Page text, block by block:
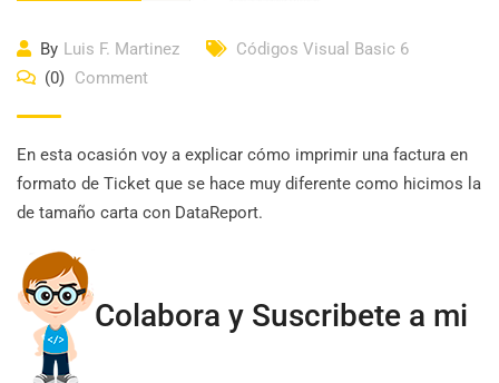
By Luis F. Martinez
Códigos Visual Basic 6
(0) Comment
En esta ocasión voy a explicar cómo imprimir una factura en
formato de Ticket que se hace muy diferente como hicimos la
de tamaño carta con DataReport.
Colabora y Suscribete a mi